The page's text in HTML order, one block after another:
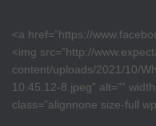
<a href=”https://
<img src=”http://
content/uploads/2021/10/
10.45.12-8.jpeg” alt=””
class=”alignnone size-full